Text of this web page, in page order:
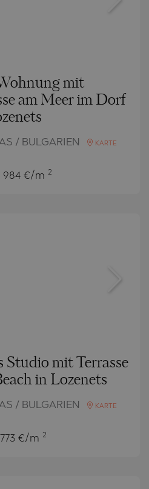
mit
am Meer im Dorf
/ BULGARIEN KARTE
€/m 2
Studio mit Terrasse
in Lozenets
/ BULGARIEN KARTE
€/m 2